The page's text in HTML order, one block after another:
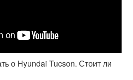
о Hyundai Tucson. Стоит ли